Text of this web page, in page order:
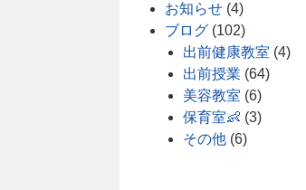
お知らせ (4)
ブログ (102)
出前健康教室 (4)
出前授業 (64)
美容教室 (6)
保育室👶 (3)
その他 (6)